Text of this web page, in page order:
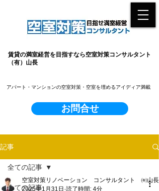
賃貸の満室経営を目指すなら空室対策コンサルタント
（有）山長
お問合せ
​アパート・マンションの空室対策・空室を埋めるアイディア満載
記事
全ての記事
全ての記事
空室対策リノベーション コンサルタント ㈲山長
2025年1月31日 読了時間: 4分